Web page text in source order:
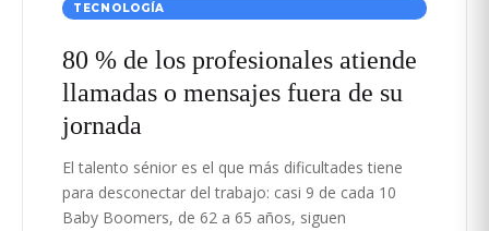
TECNOLOGÍA
80 % de los profesionales atiende
llamadas o mensajes fuera de su
jornada
El talento sénior es el que más dificultades tiene
para desconectar del trabajo: casi 9 de cada 10
Baby Boomers, de 62 a 65 años, siguen